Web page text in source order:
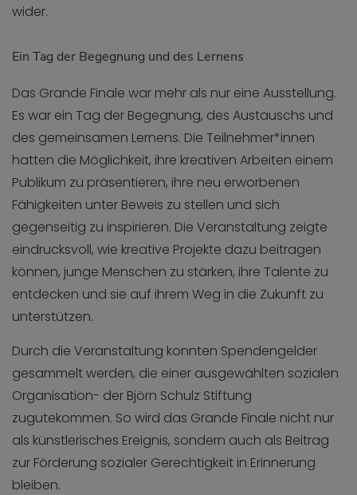
wider.
Ein Tag der Begegnung und des Lernens
Das Grande Finale war mehr als nur eine Ausstellung.
Es war ein Tag der Begegnung, des Austauschs und
des gemeinsamen Lernens. Die Teilnehmer*innen
hatten die Möglichkeit, ihre kreativen Arbeiten einem
Publikum zu präsentieren, ihre neu erworbenen
Fähigkeiten unter Beweis zu stellen und sich
gegenseitig zu inspirieren. Die Veranstaltung zeigte
eindrucksvoll, wie kreative Projekte dazu beitragen
können, junge Menschen zu stärken, ihre Talente zu
entdecken und sie auf ihrem Weg in die Zukunft zu
unterstützen.
Durch die Veranstaltung konnten Spendengelder
gesammelt werden, die einer ausgewählten sozialen
Organisation- der Björn Schulz Stiftung
zugutekommen. So wird das Grande Finale nicht nur
als künstlerisches Ereignis, sondern auch als Beitrag
zur Förderung sozialer Gerechtigkeit in Erinnerung
bleiben.